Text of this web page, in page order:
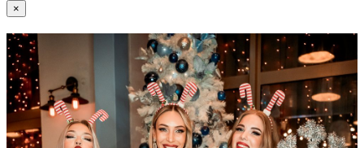
×
Ссылка на отбор фото